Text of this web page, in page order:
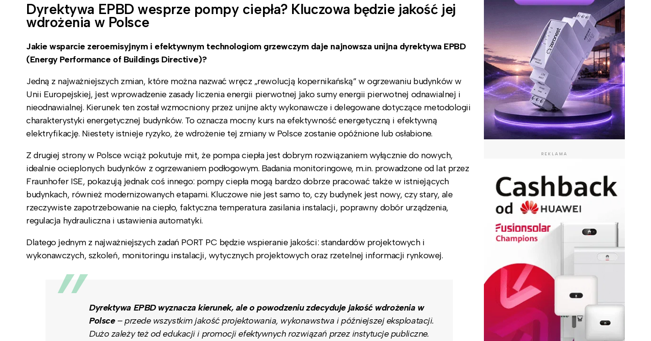
Dyrektywa EPBD wesprze pompy ciepła? Kluczowa będzie jakość jej
wdrożenia w Polsce
Jakie wsparcie zeroemisyjnym i efektywnym technologiom grzewczym daje najnowsza unijna dyrektywa EPBD
(Energy Performance of Buildings Directive)?
Jedną z najważniejszych zmian, które można nazwać wręcz „rewolucją kopernikańską” w ogrzewaniu budynków w
Unii Europejskiej, jest wprowadzenie zasady liczenia energii pierwotnej jako sumy energii pierwotnej odnawialnej i
nieodnawialnej. Kierunek ten został wzmocniony przez unijne akty wykonawcze i delegowane dotyczące metodologii
charakterystyki energetycznej budynków. To oznacza mocny kurs na efektywność energetyczną i efektywną
elektryfikację. Niestety istnieje ryzyko, że wdrożenie tej zmiany w Polsce zostanie opóźnione lub osłabione.
Z drugiej strony w Polsce wciąż pokutuje mit, że pompa ciepła jest dobrym rozwiązaniem wyłącznie do nowych,
idealnie ocieplonych budynków z ogrzewaniem podłogowym. Badania monitoringowe, m.in. prowadzone od lat przez
Fraunhofer ISE, pokazują jednak coś innego: pompy ciepła mogą bardzo dobrze pracować także w istniejących
budynkach, również modernizowanych etapami. Kluczowe nie jest samo to, czy budynek jest nowy, czy stary, ale
rzeczywiste zapotrzebowanie na ciepło, faktyczna temperatura zasilania instalacji, poprawny dobór urządzenia,
regulacja hydrauliczna i ustawienia automatyki.
Dlatego jednym z najważniejszych zadań PORT PC będzie wspieranie jakości: standardów projektowych i
wykonawczych, szkoleń, monitoringu instalacji, wytycznych projektowych oraz rzetelnej informacji rynkowej.
Dyrektywa EPBD wyznacza kierunek, ale o powodzeniu zdecyduje jakość wdrożenia w
Polsce– przede wszystkim jakość projektowania, wykonawstwa i późniejszej eksploatacji.
Dużo zależy też od edukacji i promocji efektywnych rozwiązań przez instytucje publiczne.
REKLAMA